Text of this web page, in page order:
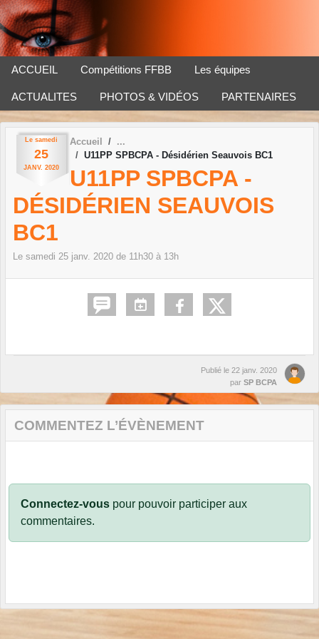
ACCUEIL Compétitions FFBB Les équipes
ACTUALITES PHOTOS & VIDÉOS PARTENAIRES
Le samedi
25
JANV. 2020
Accueil
U11PP SPBCPA - Désidérien Seauvois BC1
U11PP SPBCPA -
DÉSIDÉRIEN SEAUVOIS
BC1
Le samedi 25 janv. 2020 de 11h30 à 13h
Publié le 22 janv. 2020
par SP BCPA
COMMENTEZ L’ÉVÈNEMENT
Connectez-vous pour pouvoir participer aux
commentaires.
Panneau de gestion des cookies